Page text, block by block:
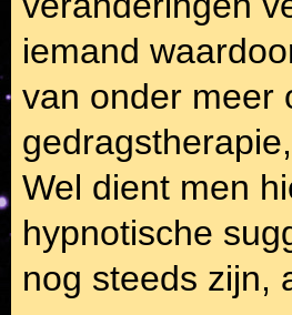
iemand
van onder meer
Wel dient men
hypnotische
nog steeds zijn,